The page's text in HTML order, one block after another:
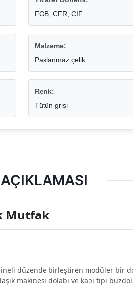
FOB, CFR, CIF
Malzeme:
Paslanmaz çelik
Renk:
Tütün grisi
Mutfak
düzende birleştiren modüler bir
makinesi dolabı ve kapı tipi